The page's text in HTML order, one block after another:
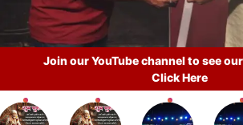
Join our YouTube channel to see
Click Here